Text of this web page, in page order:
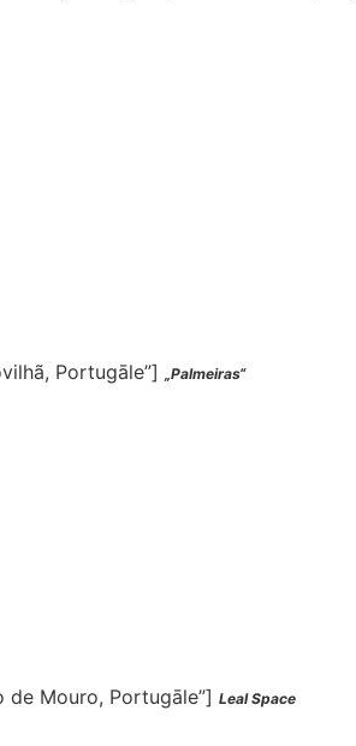
Portugāle”]
„Palmeiras“
Mouro, Portugāle”] Leal Space